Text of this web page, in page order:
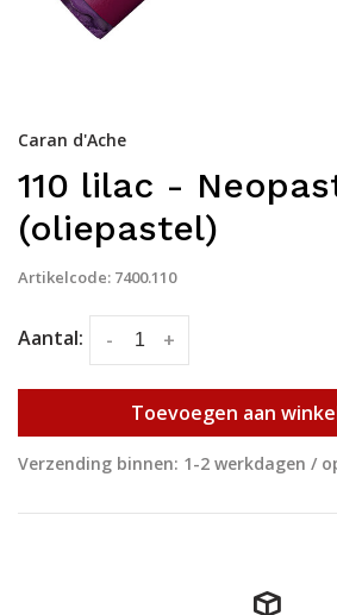
Caran d'Ache
110 lilac -
(oliepastel)
Artikelcode: 7400.110
Aantal: +
-
Toevoegen aan
Verzending binnen: 1-2 werkdagen /